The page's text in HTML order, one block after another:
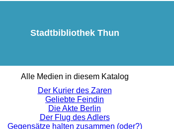
Stadtbibliothek Thun
Alle Medien in diesem Katalog
Der Kurier des Zaren
Geliebte Feindin
Die Akte Berlin
Der Flug des Adlers
Gegensätze halten zusammen (oder?)